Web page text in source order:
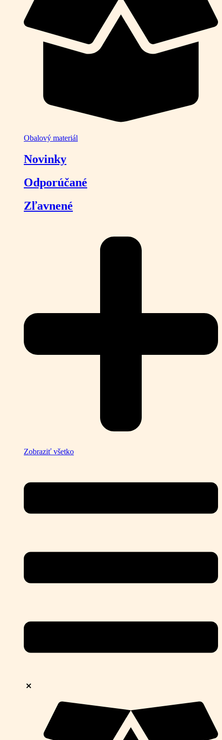
Obalový materiál
Novinky
Odporúčané
Zľavnené
Zobraziť všetko